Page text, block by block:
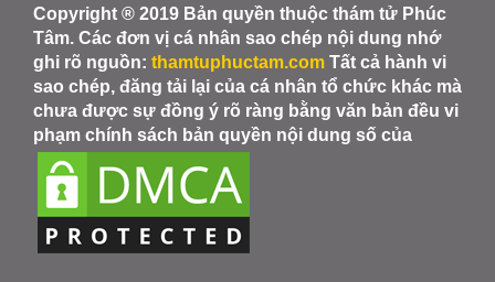
Copyright ® 2019 Bản quyền thuộc thám tử Phúc
Tâm. Các đơn vị cá nhân sao chép nội dung nhớ
ghi rõ nguồn: thamtuphuctam.com Tất cả hành vi
sao chép, đăng tải lại của cá nhân tổ chức khác mà
chưa được sự đồng ý rõ ràng bằng văn bản đều vi
phạm chính sách bản quyền nội dung số của